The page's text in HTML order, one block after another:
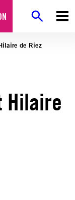
de Riez
Hilaire